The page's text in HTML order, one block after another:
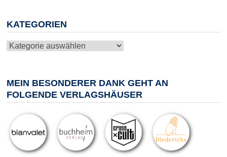
KATEGORIEN
Kategorien
MEIN BESONDERER DANK GEHT AN
FOLGENDE VERLAGSHÄUSER